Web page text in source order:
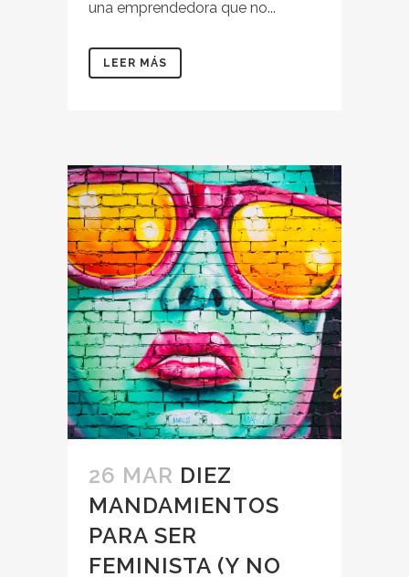
una emprendedora que no...
LEER MÁS
26 MAR DIEZ
MANDAMIENTOS
PARA SER
FEMINISTA (Y NO